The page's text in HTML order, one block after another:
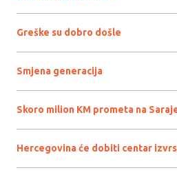
Greške su dobro došle
Smjena generacija
Skoro milion KM prometa na
Hercegovina će dobiti centar